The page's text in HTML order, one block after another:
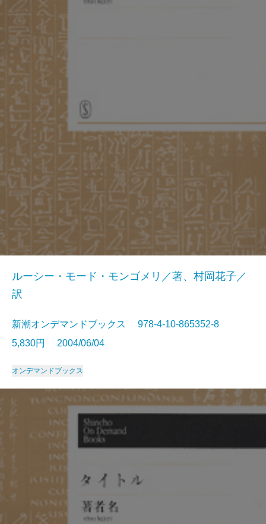
ルーシー・モード・モンゴメリ／著、村岡花子／
訳
新潮オンデマンドブックス 978-4-10-865352-8
5,830円 2004/06/04
オンデマンドブックス